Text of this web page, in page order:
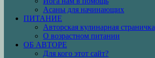
Асаны для начинающих
ПИТАНИЕ
Авторская кулинарная страничка
О возрастном питании
ОБ АВТОРЕ
Для кого этот сайт?